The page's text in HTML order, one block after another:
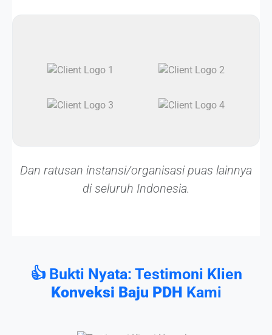
Dan ratusan instansi/organisasi puas lainnya
di seluruh Indonesia.
👍 Bukti Nyata: Testimoni Klien
Konveksi Baju PDH Kami